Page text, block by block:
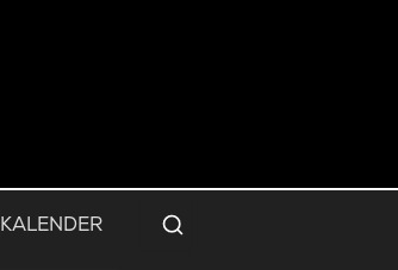
KALENDER Suche